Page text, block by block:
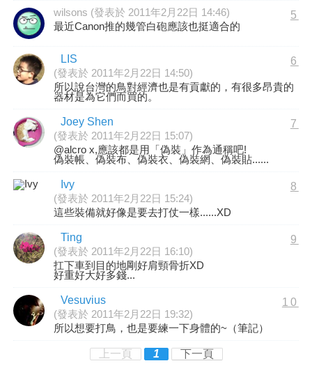
wilsons (發表於 2011年2月22日 14:46) 5
最近Canon推的幾管白砲應該也挺適合的
LIS
(發表於 2011年2月22日 14:50)
6
所以說台灣的鳥對經濟也是有貢獻的，有很多昂貴的
器材是為它們而買的。
Joey Shen
(發表於 2011年2月22日 15:07)
7
@alcro x,應該都是用「偽裝」作為通稱吧!
偽裝帳、偽裝布、偽裝衣、偽裝網、偽裝貼......
Ivy
(發表於 2011年2月22日 15:24)
8
這些裝備就好像是要去打仗一樣......XD
Ting
(發表於 2011年2月22日 16:10)
9
扛下車到目的地剛好肩頸骨折XD
好重好大好多錢...
Vesuvius
(發表於 2011年2月22日 19:32)
10
所以想要打鳥，也是要練一下身體的~（筆記）
上一頁 1 下一頁